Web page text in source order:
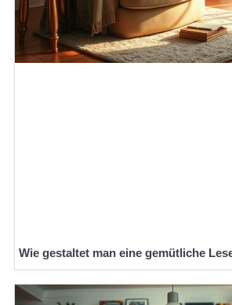
Wie gestaltet man eine gemütliche